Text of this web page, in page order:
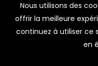
Nous utilisons des
offrir la meilleure
continuez à utiliser ce
en